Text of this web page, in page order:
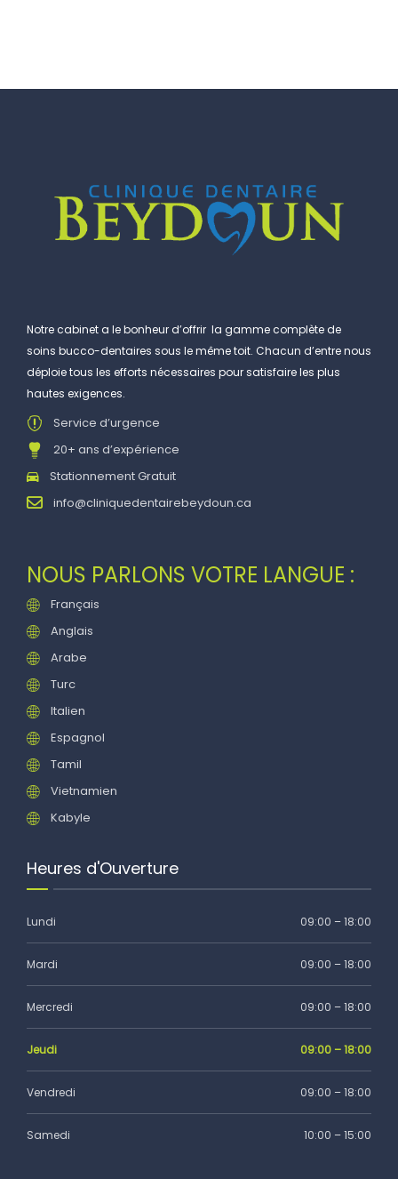
Notre cabinet a le bonheur d’offrir la gamme complète de
soins bucco-dentaires sous le même toit. Chacun d’entre nous
déploie tous les efforts nécessaires pour satisfaire les plus
hautes exigences.
Service d’urgence
20+ ans d’expérience
Stationnement Gratuit
info@cliniquedentairebeydoun.ca
NOUS PARLONS VOTRE LANGUE :
Français
Anglais
Arabe
Turc
Italien
Espagnol
Tamil
Vietnamien
Kabyle
Heures d'Ouverture
Lundi 09:00 – 18:00
Mardi 09:00 – 18:00
Mercredi 09:00 – 18:00
Jeudi 09:00 – 18:00
Vendredi 09:00 – 18:00
Samedi 10:00 – 15:00